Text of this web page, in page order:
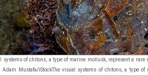
systems of chitons, a type of marine mollusk, represent a
Adam Mustafa/iStockThe visual systems of chitons, a type